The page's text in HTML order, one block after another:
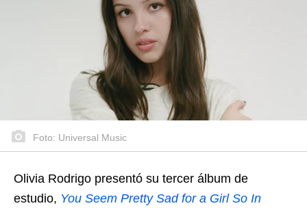
Foto: Universal Music
Olivia Rodrigo presentó su tercer álbum de
estudio, You Seem Pretty Sad for a Girl So In